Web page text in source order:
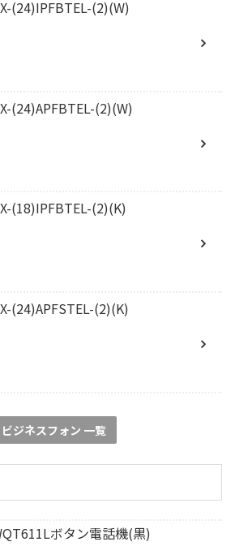
(24)IPFBTEL-(2)(W)
(24)APFBTEL-(2)(W)
(18)IPFBTEL-(2)(K)
(24)APFSTEL-(2)(K)
ビジネスフォン 一覧
ボタン電話機(黒)